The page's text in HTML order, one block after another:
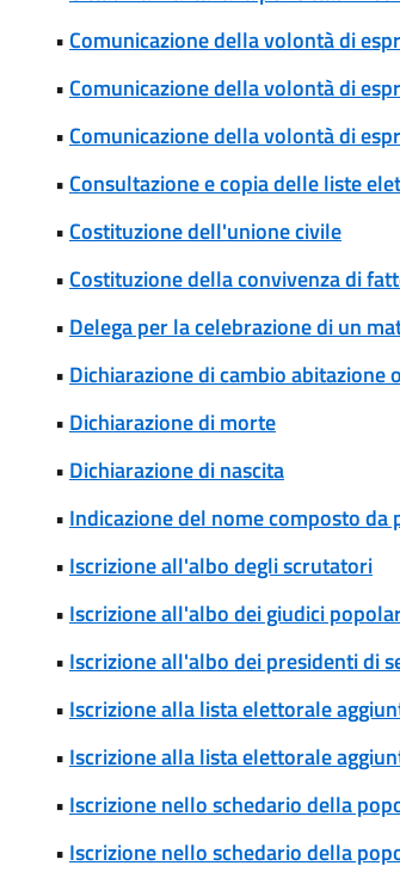
• Comunicazione della volontà di
• Comunicazione della volontà di
• Comunicazione della volontà di
• Consultazione e copia delle liste
• Costituzione dell'unione civile
• Costituzione della convivenza di
• Delega per la celebrazione di un
• Dichiarazione di cambio abitazione
• Dichiarazione di morte
• Dichiarazione di nascita
• Indicazione del nome composto da
• Iscrizione all'albo degli scrutatori
• Iscrizione all'albo dei giudici
• Iscrizione all'albo dei presidenti di
• Iscrizione alla lista elettorale
• Iscrizione alla lista elettorale
• Iscrizione nello schedario della
• Iscrizione nello schedario della